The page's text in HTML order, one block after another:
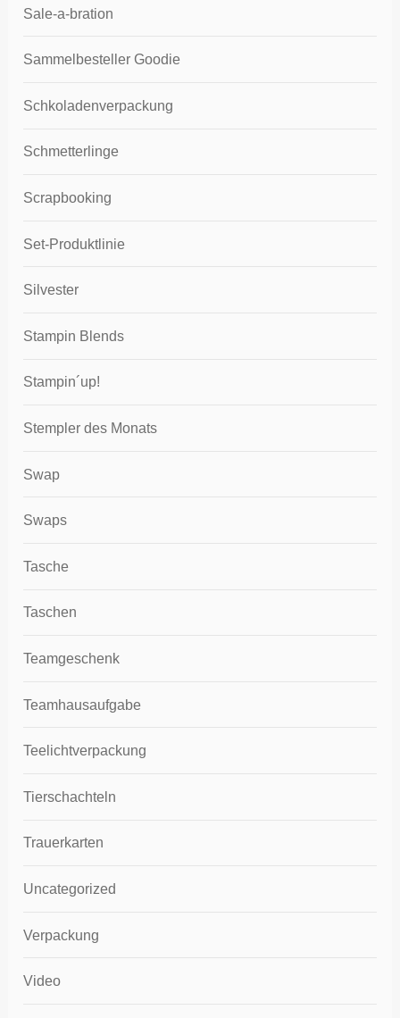
Sale-a-bration
Sammelbesteller Goodie
Schkoladenverpackung
Schmetterlinge
Scrapbooking
Set-Produktlinie
Silvester
Stampin Blends
Stampin´up!
Stempler des Monats
Swap
Swaps
Tasche
Taschen
Teamgeschenk
Teamhausaufgabe
Teelichtverpackung
Tierschachteln
Trauerkarten
Uncategorized
Verpackung
Video